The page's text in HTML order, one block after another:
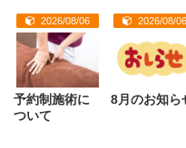
2026/08/06
予約制施術に
ついて
2026/08/06
8月のお知ら